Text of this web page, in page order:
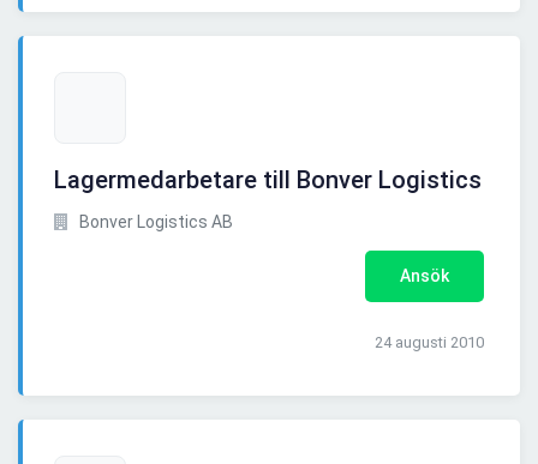
Lagermedarbetare till Bonver Logistics
Bonver Logistics AB
Ansök
24 augusti 2010